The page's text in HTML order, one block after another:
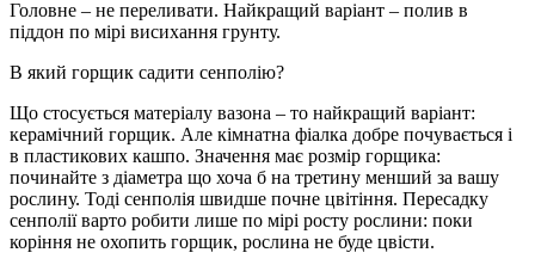
Головне – не переливати. Найкращий варіант – полив в
піддон по мірі висихання грунту.
В який горщик садити сенполію?
Що стосується матеріалу вазона – то найкращий варіант:
керамічний горщик. Але кімнатна фіалка добре почувається і
в пластикових кашпо. Значення має розмір горщика:
починайте з діаметра що хоча б на третину менший за вашу
рослину. Тоді сенполія швидше почне цвітіння. Пересадку
сенполії варто робити лише по мірі росту рослини: поки
коріння не охопить горщик, рослина не буде цвісти.